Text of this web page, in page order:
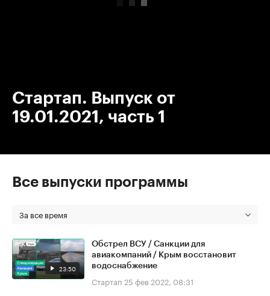
Стартап. Выпуск от
19.01.2021, часть 1
Все выпуски программы
За все время
23:50
Обстрел ВСУ / Санкции для
авиакомпаний / Крым восстановит
водоснабжение
Стартап 25 фев 2022, 08:31